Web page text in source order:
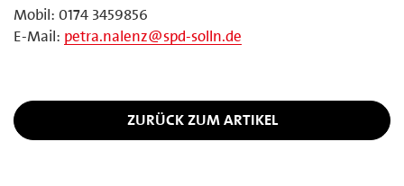
Mobil: 0174 3459856
E-Mail: petra.nalenz@spd-solln.de
ZURÜCK ZUM ARTIKEL